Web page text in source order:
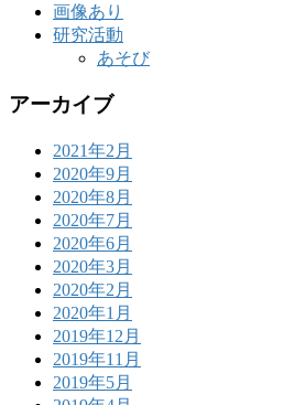
画像あり
研究活動
あそび
アーカイブ
2021年2月
2020年9月
2020年8月
2020年7月
2020年6月
2020年3月
2020年2月
2020年1月
2019年12月
2019年11月
2019年5月